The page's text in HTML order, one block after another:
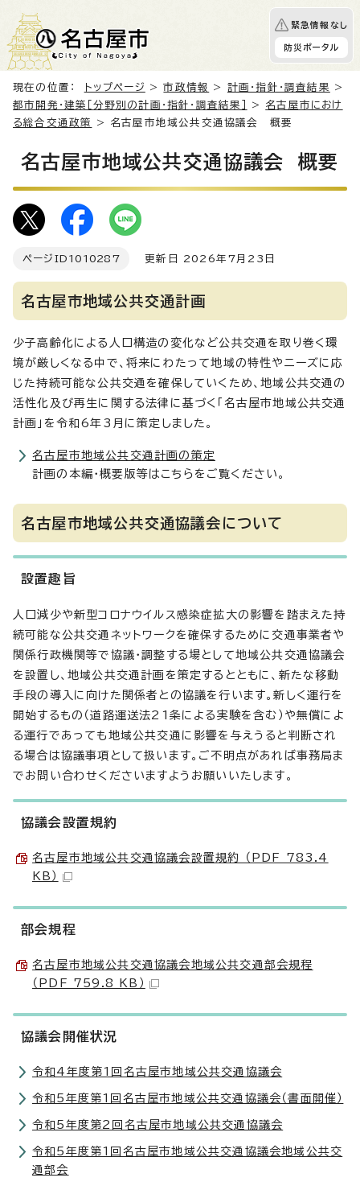
緊急情報なし
防災ポータル
現在の位置： トップページ >市政情報 > 計画・指針・調査結果
>
都市開発・建築［分野別の計画・指針・調査結果］
> 名古屋市におけ
る総合交通政策
> 名古屋市地域公共交通協議会 概要
名古屋市地域公共交通協議会 概要
ページID 1010287 更新日 2026年7月23日
名古屋市地域公共交通計画
少子高齢化による人口構造の変化など公共交通を取り巻く環
境が厳しくなる中で、将来にわたって地域の特性やニーズに応
じた持続可能な公共交通を確保していくため、地域公共交通の
活性化及び再生に関する法律に基づく「名古屋市地域公共交通
計画」を令和6年3月に策定しました。
名古屋市地域公共交通計画の策定
計画の本編・概要版等はこちらをご覧ください。
名古屋市地域公共交通協議会について
設置趣旨
人口減少や新型コロナウイルス感染症拡大の影響を踏まえた持
続可能な公共交通ネットワークを確保するために交通事業者や
関係行政機関等で協議・調整する場として地域公共交通協議会
を設置し、地域公共交通計画を策定するとともに、新たな移動
手段の導入に向けた関係者との協議を行います。新しく運行を
開始するもの（道路運送法21条による実験を含む）や無償によ
る運行であっても地域公共交通に影響を与えうると判断され
る場合は協議事項として扱います。ご不明点があれば事務局ま
でお問い合わせくださいますようお願いいたします。
協議会設置規約
名古屋市地域公共交通協議会設置規約 （PDF 783.4
KB）
部会規程
名古屋市地域公共交通協議会地域公共交通部会規程
（PDF 759.8 KB）
協議会開催状況
令和4年度第1回名古屋市地域公共交通協議会
令和5年度第1回名古屋市地域公共交通協議会（書面開催）
令和5年度第2回名古屋市地域公共交通協議会
令和5年度第1回名古屋市地域公共交通協議会地域公共交
通部会